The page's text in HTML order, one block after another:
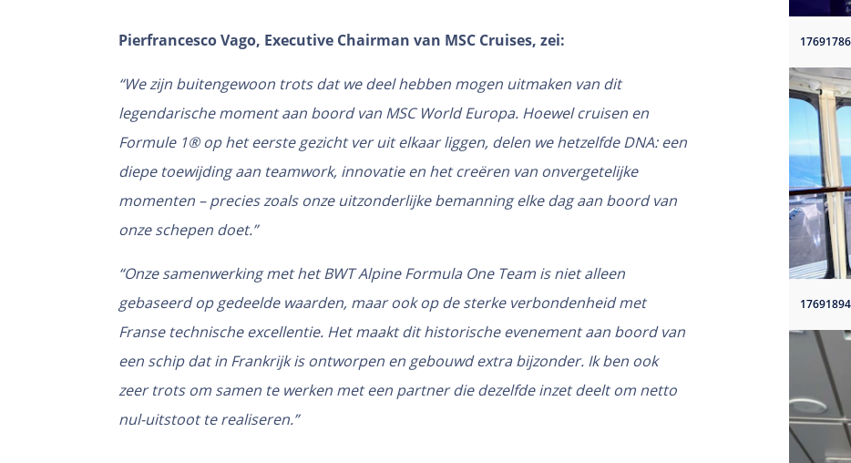
Pierfrancesco Vago, Executive Chairman van MSC Cruises, zei:
“We zijn buitengewoon trots dat we deel hebben mogen uitmaken van dit
legendarische moment aan boord van MSC World Europa. Hoewel cruisen en
Formule 1® op het eerste gezicht ver uit elkaar liggen, delen we hetzelfde DNA: een
diepe toewijding aan teamwork, innovatie en het creëren van onvergetelijke
momenten – precies zoals onze uitzonderlijke bemanning elke dag aan boord van
onze schepen doet.”
“Onze samenwerking met het BWT Alpine Formula One Team is niet alleen
gebaseerd op gedeelde waarden, maar ook op de sterke verbondenheid met
Franse technische excellentie. Het maakt dit historische evenement aan boord van
een schip dat in Frankrijk is ontworpen en gebouwd extra bijzonder. Ik ben ook
zeer trots om samen te werken met een partner die dezelfde inzet deelt om netto
nul-uitstoot te realiseren.”